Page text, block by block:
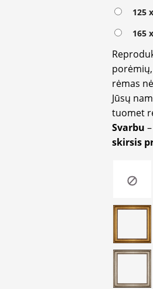
125
165
rėmas
Jūsų
tuomet
Svarbu
skirsis